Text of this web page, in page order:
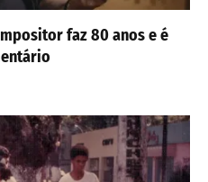
faz 80 anos e é